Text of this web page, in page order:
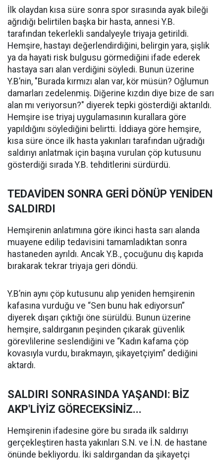
İlk olaydan kısa süre sonra spor sırasında ayak bileği
ağrıdığı belirtilen başka bir hasta, annesi Y.B.
tarafından tekerlekli sandalyeyle triyaja getirildi.
Hemşire, hastayı değerlendirdiğini, belirgin yara, şişlik
ya da hayati risk bulgusu görmediğini ifade ederek
hastaya sarı alan verdiğini söyledi. Bunun üzerine
Y.B’nin, "Burada kırmızı alan var, kör müsün? Oğlumun
damarları zedelenmiş. Diğerine kızdın diye bize de sarı
alan mı veriyorsun?" diyerek tepki gösterdiği aktarıldı.
Hemşire ise triyaj uygulamasının kurallara göre
yapıldığını söylediğini belirtti. İddiaya göre hemşire,
kısa süre önce ilk hasta yakınları tarafından uğradığı
saldırıyı anlatmak için başına vurulan çöp kutusunu
gösterdiği sırada Y.B. tehditlerini sürdürdü.
TEDAVİDEN SONRA GERİ DÖNÜP YENİDEN
SALDIRDI
Hemşirenin anlatımına göre ikinci hasta sarı alanda
muayene edilip tedavisini tamamladıktan sonra
hastaneden ayrıldı. Ancak Y.B., çocuğunu dış kapıda
bırakarak tekrar triyaja geri döndü.
Y.B’nin aynı çöp kutusunu alıp yeniden hemşirenin
kafasına vurduğu ve “Sen bunu hak ediyorsun”
diyerek dışarı çıktığı öne sürüldü. Bunun üzerine
hemşire, saldırganın peşinden çıkarak güvenlik
görevlilerine seslendiğini ve “Kadın kafama çöp
kovasıyla vurdu, bırakmayın, şikayetçiyim” dediğini
aktardı.
SALDIRI SONRASINDA YAŞANDI: BİZ
AKP'LİYİZ GÖRECEKSİNİZ...
Hemşirenin ifadesine göre bu sırada ilk saldırıyı
gerçekleştiren hasta yakınları S.N. ve İ.N. de hastane
önünde bekliyordu. İki saldırgandan da şikayetçi